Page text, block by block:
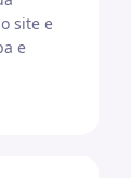
site e
e